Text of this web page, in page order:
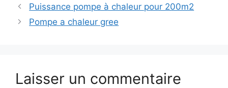
Puissance pompe à chaleur pour 200m2
Pompe a chaleur gree
Laisser un commentaire